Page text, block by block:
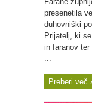
presenetila
duhovniški
Prijatelj, ki
in faranov
...
Preberi več